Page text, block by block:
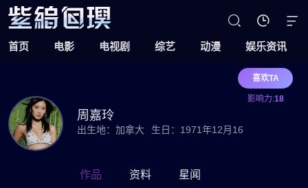
首页 电影 电视剧 综艺 动漫 娱乐资讯
  
周嘉玲
出生地：加拿大 生日：1971年12月16
喜欢TA
影响力:18
作品 资料 星闻